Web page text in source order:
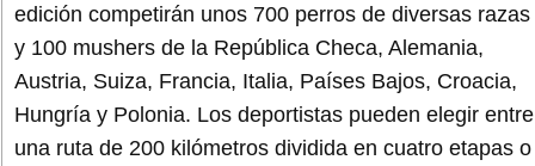
edición competirán unos 700 perros de diversas razas
y 100 mushers de la República Checa, Alemania,
Austria, Suiza, Francia, Italia, Países Bajos, Croacia,
Hungría y Polonia. Los deportistas pueden elegir entre
una ruta de 200 kilómetros dividida en cuatro etapas o